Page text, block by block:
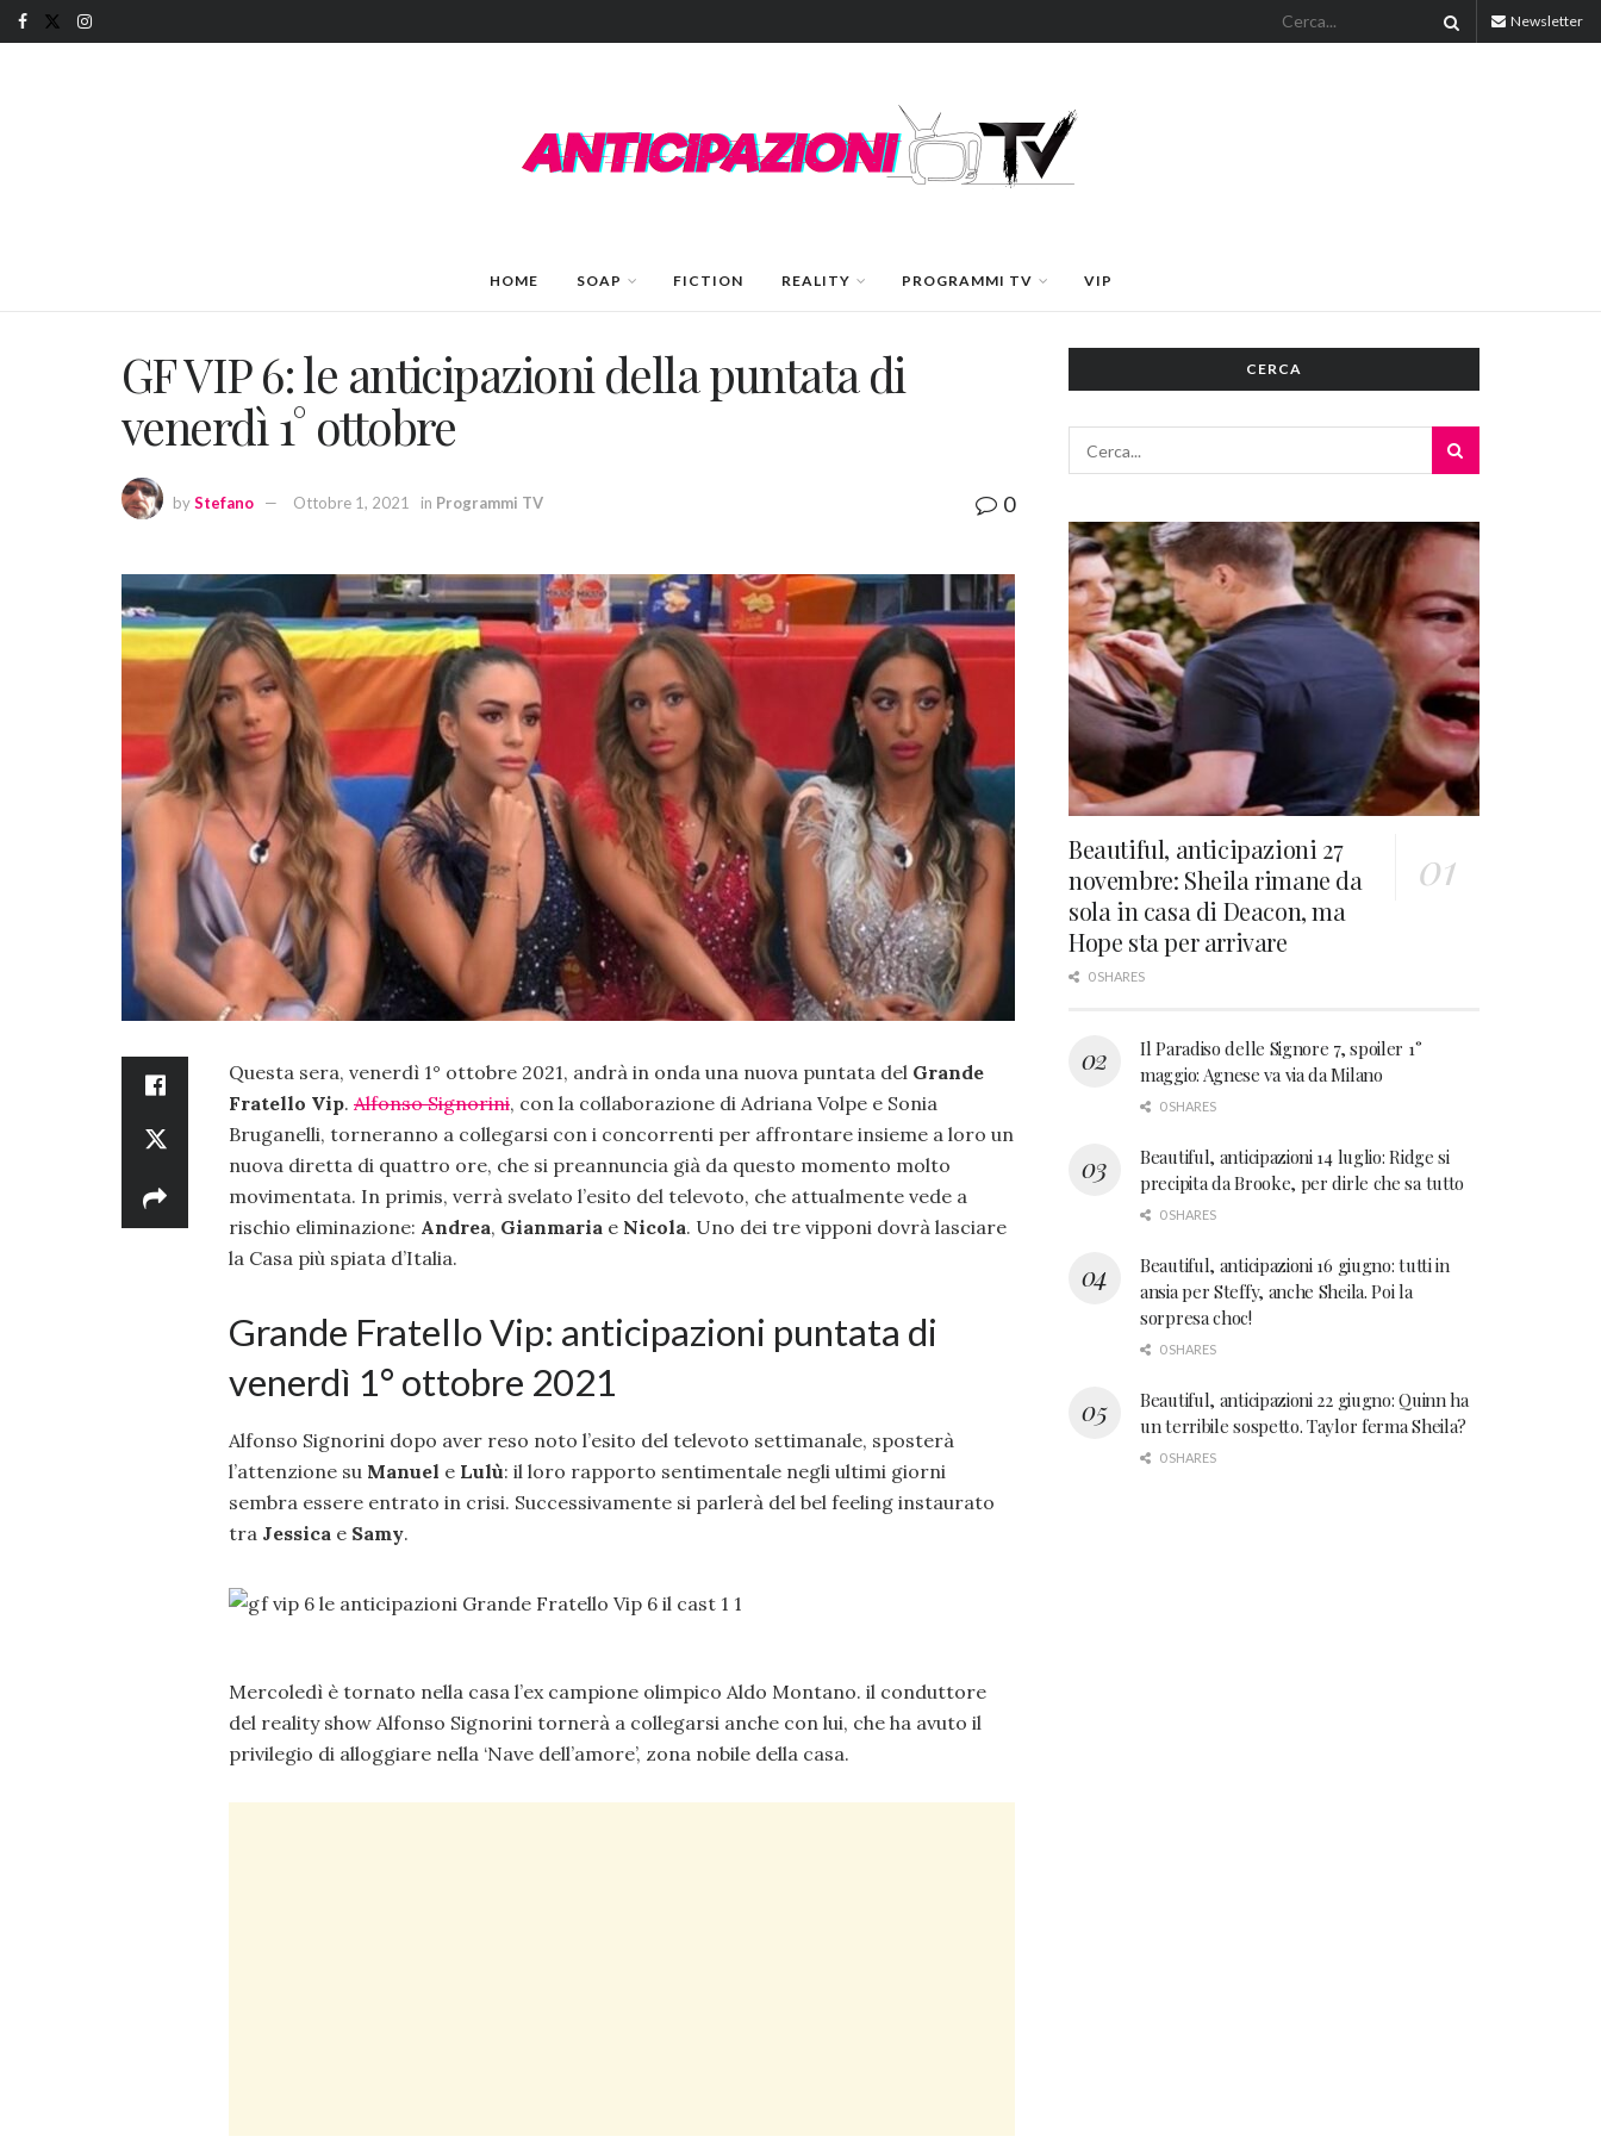
Newsletter
HOME SOAP FICTION REALITY PROGRAMMI TV VIP
GF VIP 6: le anticipazioni della puntata di
venerdì 1° ottobre
byStefano Ottobre 1, 2021 in Programmi TV 0
Questa sera, venerdì 1° ottobre 2021, andrà in onda una nuova puntata del Grande
Fratello Vip. Alfonso Signorini, con la collaborazione di Adriana Volpe e Sonia
Bruganelli, torneranno a collegarsi con i concorrenti per affrontare insieme a loro un
nuova diretta di quattro ore, che si preannuncia già da questo momento molto
movimentata. In primis, verrà svelato l’esito del televoto, che attualmente vede a
rischio eliminazione: Andrea, Gianmaria e Nicola. Uno dei tre vipponi dovrà lasciare
la Casa più spiata d’Italia.
Grande Fratello Vip: anticipazioni puntata di
venerdì 1° ottobre 2021
Alfonso Signorini dopo aver reso noto l’esito del televoto settimanale, sposterà
l’attenzione su Manuel e Lulù: il loro rapporto sentimentale negli ultimi giorni
sembra essere entrato in crisi. Successivamente si parlerà del bel feeling instaurato
tra Jessica e Samy.
Mercoledì è tornato nella casa l’ex campione olimpico Aldo Montano. il conduttore
del reality show Alfonso Signorini tornerà a collegarsi anche con lui, che ha avuto il
privilegio di alloggiare nella ‘Nave dell’amore’, zona nobile della casa.
CERCA
Beautiful, anticipazioni 27
novembre: Sheila rimane da
sola in casa di Deacon, ma
Hope sta per arrivare
0 SHARES
Il Paradiso delle Signore 7, spoiler 1°
maggio: Agnese va via da Milano
0 SHARES
Beautiful, anticipazioni 14 luglio: Ridge si
precipita da Brooke, per dirle che sa tutto
0 SHARES
Beautiful, anticipazioni 16 giugno: tutti in
ansia per Steffy, anche Sheila. Poi la
sorpresa choc!
0 SHARES
Beautiful, anticipazioni 22 giugno: Quinn ha
un terribile sospetto. Taylor ferma Sheila?
0 SHARES